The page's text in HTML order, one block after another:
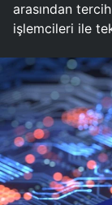
arasından
işlemcileri ile